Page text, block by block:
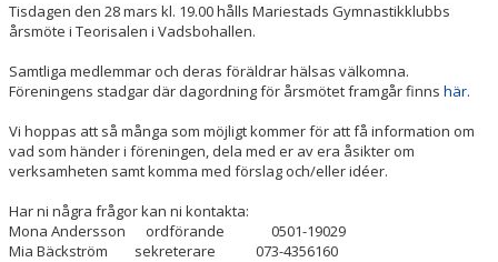
ARRANGEMANG
KONTAKT/KANSLI
Tisdagen den 28 mars kl. 19.00 hålls Mariestads Gymnastikklubbs
årsmöte i Teorisalen i Vadsbohallen.
Samtliga medlemmar och deras föräldrar hälsas välkomna.
Föreningens stadgar där dagordning för årsmötet framgår finns här.
Vi hoppas att så många som möjligt kommer för att få information om
vad som händer i föreningen, dela med er av era åsikter om
verksamheten samt komma med förslag och/eller idéer.
Har ni några frågor kan ni kontakta:
Mona Andersson ordförande 0501-19029
Mia Bäckström sekreterare 073-4356160